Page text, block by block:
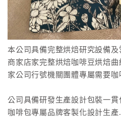
本公司具備完整烘焙研究設備
商家店家完整烘焙咖啡豆烘焙
家公司行號機關團體專屬需要咖
公司具備研發生產設計包裝一
咖啡包專屬品牌客製化設計生